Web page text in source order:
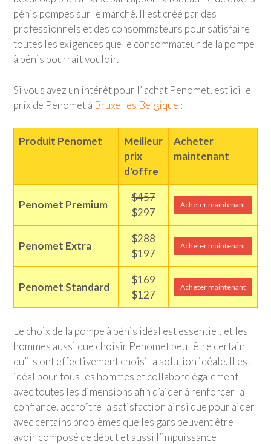
pénis pompes sur le marché. Il est créé par des
professionnels et des consommateurs pour satisfaire
toutes les exigences que le consommateur de la pompe
à pénis pourrait vouloir.
Si vous avez un intérêt pour l’ achat Penomet, est ici le
prix de Penomet à Bruxelles Belgique :
Produit Penomet
Meilleur
prix
d'offre
Acheter
maintenant
Penomet Premium
$457
$297
Acheter maintenant
Penomet Extra
$288
$197
Acheter maintenant
Penomet Standard
$169
$127
Acheter maintenant
Le choix de la pompe à pénis idéal est essentiel, et les
hommes aussi que choisir Penomet peut être certain
qu’ils ont effectivement choisi la solution idéale. Il est
idéal pour tous les hommes et collabore également
avec toutes les dimensions afin d’aider à renforcer la
confiance, accroître la satisfaction ainsi que pour aider
avec certains problèmes que les gars peuvent être
avoir composé de début et aussi l’impuissance